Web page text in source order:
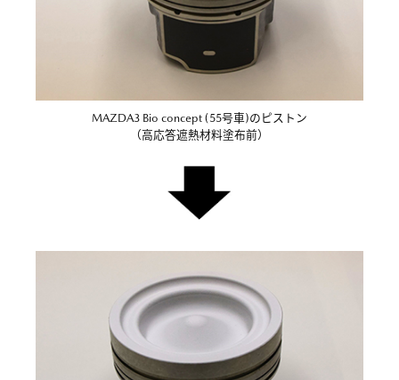
MAZDA3 Bio concept (55号車)のピストン
（高応答遮熱材料塗布前）